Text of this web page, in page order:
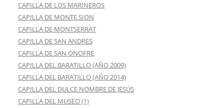
CAPILLA DE LOS MARINEROS
CAPILLA DE MONTE SION
CAPILLA DE MONTSERRAT
CAPILLA DE SAN ANDRES
CAPILLA DE SAN ONOFRE
CAPILLA DEL BARATILLO (AÑO 2009)
CAPILLA DEL BARATILLO (AÑO 2014)
CAPILLA DEL DULCE NOMBRE DE JESÚS
CAPILLA DEL MUSEO (1)